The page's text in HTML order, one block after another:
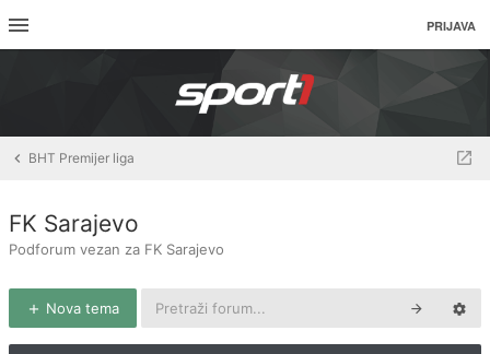
PRIJAVA
BHT Premijer liga
FK Sarajevo
Podforum vezan za FK Sarajevo
Nova tema